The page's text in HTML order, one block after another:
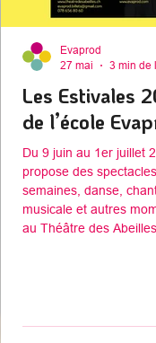
Les Estivales
de l’école
Du 9 juin au 1er juillet
propose des
semaines, danse,
musicale et autres
au Théâtre des Abeilles.
Evaprod
27 mai
3 min de